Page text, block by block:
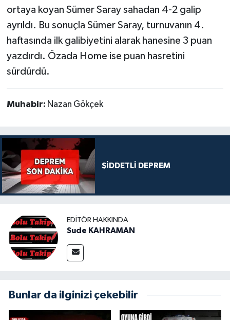
ortaya koyan Sümer Saray sahadan 4-2 galip
ayrıldı. Bu sonuçla Sümer Saray, turnuvanın 4.
haftasında ilk galibiyetini alarak hanesine 3 puan
yazdırdı. Özada Home ise puan hasretini
sürdürdü.
Muhabir: Nazan Gökçek
ŞİDDETLİ DEPREM
EDITÖR HAKKINDA
Sude KAHRAMAN
Bunlar da ilginizi çekebilir